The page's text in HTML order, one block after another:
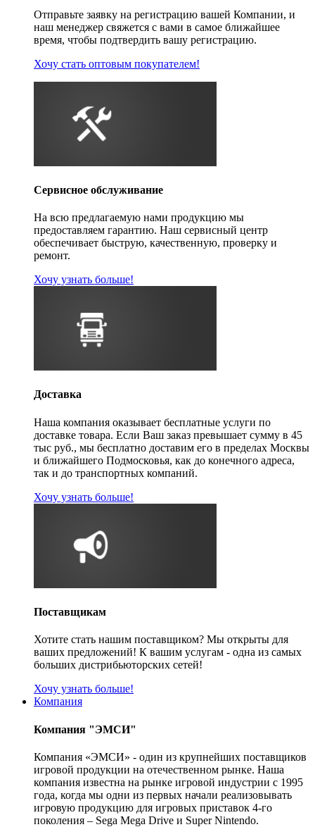
Отправьте заявку на регистрацию вашей Компании, и
наш менеджер свяжется с вами в самое ближайшее
время, чтобы подтвердить вашу регистрацию.
Хочу стать оптовым покупателем!
Сервисное обслуживание
На всю предлагаемую нами продукцию мы
предоставляем гарантию. Наш сервисный центр
обеспечивает быструю, качественную, проверку и
ремонт.
Хочу узнать больше!
Доставка
Наша компания оказывает бесплатные услуги по
доставке товара. Если Ваш заказ превышает сумму в 45
тыс руб., мы бесплатно доставим его в пределах Москвы
и ближайшего Подмосковья, как до конечного адреса,
так и до транспортных компаний.
Хочу узнать больше!
Поставщикам
Хотите стать нашим поставщиком? Мы открыты для
ваших предложений! К вашим услугам - одна из самых
больших дистрибьюторских сетей!
Хочу узнать больше!
Компания
Компания "ЭМСИ"
Компания «ЭМСИ» - один из крупнейших поставщиков
игровой продукции на отечественном рынке. Наша
компания известна на рынке игровой индустрии с 1995
года, когда мы одни из первых начали реализовывать
игровую продукцию для игровых приставок 4-го
поколения – Sega Mega Drive и Super Nintendo.